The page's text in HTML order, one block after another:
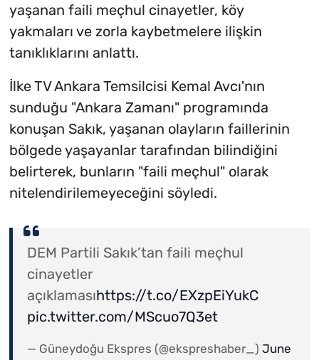
yaşanan faili meçhul cinayetler, köy
yakmaları ve zorla kaybetmelere ilişkin
tanıklıklarını anlattı.
İlke TV Ankara Temsilcisi Kemal Avcı'nın
sunduğu "Ankara Zamanı" programında
konuşan Sakık, yaşanan olayların faillerinin
bölgede yaşayanlar tarafından bilindiğini
belirterek, bunların "faili meçhul" olarak
nitelendirilemeyeceğini söyledi.
DEM Partili Sakık’tan faili meçhul
cinayetler
açıklamasıhttps://t.co/EXzpEiYukC
pic.twitter.com/MScuo7Q3et
— Güneydoğu Ekspres (@ekspreshaber_) June